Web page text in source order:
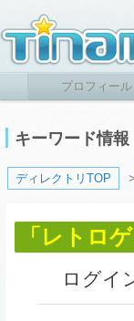
プロフィール
キーワード情
ディレクトリTOP >
「レトロ
ログイ